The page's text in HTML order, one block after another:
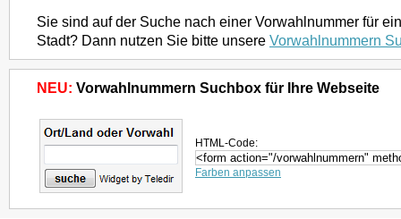
Sie sind auf der Suche nach einer Vorwahlnummer für
Stadt? Dann nutzen Sie bitte unsere Vorwahlnummern
NEU: Vorwahlnummern Suchbox für Ihre Webseite
HTML-Code:
Farben anpassen